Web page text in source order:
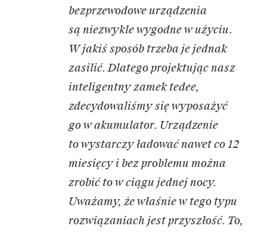
bezprzewodowe urządzenia
są niezwykle wygodne w użyciu.
W jakiś sposób trzeba je jednak
zasilić. Dlatego projektując nasz
inteligentny zamek tedee,
zdecydowaliśmy się wyposażyć
go w akumulator. Urządzenie
to wystarczy ładować nawet co 12
miesięcy i bez problemu można
zrobić to w ciągu jednej nocy.
Uważamy, że właśnie w tego typu
rozwiązaniach jest przyszłość. To,